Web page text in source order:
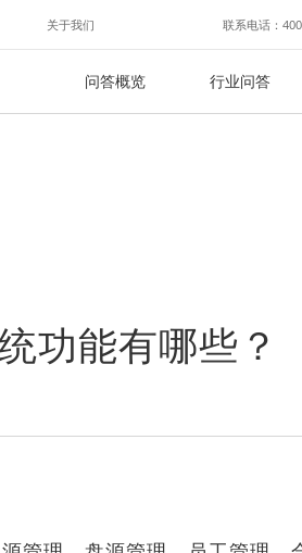
关于我们 联系电话：
问答概览 行业问答
功能有哪些？